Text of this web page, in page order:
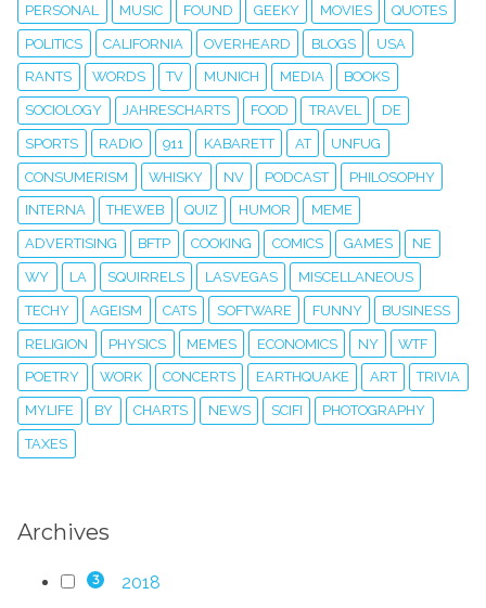
PERSONAL MUSIC FOUND GEEKY MOVIES QUOTES
POLITICS CALIFORNIA OVERHEARD BLOGS USA
RANTS WORDS TV MUNICH MEDIA BOOKS
SOCIOLOGY JAHRESCHARTS FOOD TRAVEL DE
SPORTS RADIO 911 KABARETT AT UNFUG
CONSUMERISM WHISKY NV PODCAST PHILOSOPHY
INTERNA THEWEB QUIZ HUMOR MEME
ADVERTISING BFTP COOKING COMICS GAMES NE
WY LA SQUIRRELS LASVEGAS MISCELLANEOUS
TECHY AGEISM CATS SOFTWARE FUNNY BUSINESS
RELIGION PHYSICS MEMES ECONOMICS NY WTF
POETRY WORK CONCERTS EARTHQUAKE ART TRIVIA
MYLIFE BY CHARTS NEWS SCIFI PHOTOGRAPHY
TAXES
Archives
3 2018